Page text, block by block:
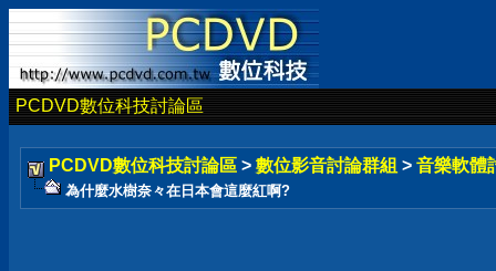
PCDVD數位科技討論區
PCDVD數位科技討論區 > 數位影音討論群組 > 音樂軟體
為什麼水樹奈々在日本會這麼紅啊?